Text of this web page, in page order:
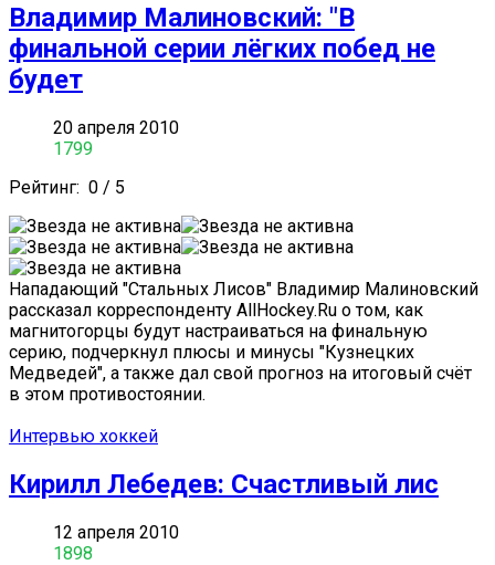
Владимир Малиновский: "В
финальной серии лёгких побед не
будет
20 апреля 2010
1799
Рейтинг: 0 / 5
Нападающий "Стальных Лисов" Владимир Малиновский
рассказал корреспонденту AllHockey.Ru о том, как
магнитогорцы будут настраиваться на финальную
серию, подчеркнул плюсы и минусы "Кузнецких
Медведей", а также дал свой прогноз на итоговый счёт
в этом противостоянии.
Интервью хоккей
Кирилл Лебедев: Счастливый лис
12 апреля 2010
1898